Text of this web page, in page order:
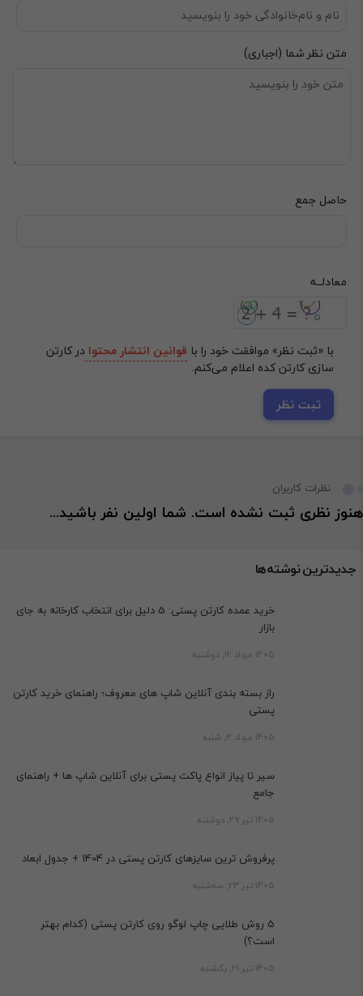
متن نظر شما (اجباری)
حاصل جمع
‌معادلــه
با «ثبت نظر» موافقت خود را با قوانین انتشار محتوا در کارتن
سازی کارتن کده اعلام می‌کنم.
ثبت نظر
نظرات کاربران
هنوز نظری ثبت نشده است. شما اولین نفر باشید...
جدیدترین نوشته‌ها
خرید عمده کارتن پستی: 5 دلیل برای انتخاب کارخانه به جای
بازار
1405 مرداد 12, دوشنبه
راز بسته بندی آنلاین شاپ های معروف؛ راهنمای خرید کارتن
پستی
1405 مرداد 3, شنبه
سیر تا پیاز انواع پاکت پستی برای آنلاین شاپ ها + راهنمای
جامع
1405 تیر 29, دوشنبه
پرفروش ترین سایزهای کارتن پستی در 1404 + جدول ابعاد
1405 تیر 23, سه‌شنبه
5 روش طلایی چاپ لوگو روی کارتن پستی (کدام بهتر
است؟)
1405 تیر 21, یکشنبه